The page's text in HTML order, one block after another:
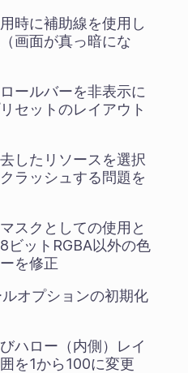
時に補助線を使用し
画面が真っ暗にな
ールバーを非表示に
セットのレイアウト
したリソースを選択
ラッシュする問題を
スクとしての使用と
ビットRGBA以外の色
を修正
オプションの初期化
ハロー（内側）レイ
を1から100に変更